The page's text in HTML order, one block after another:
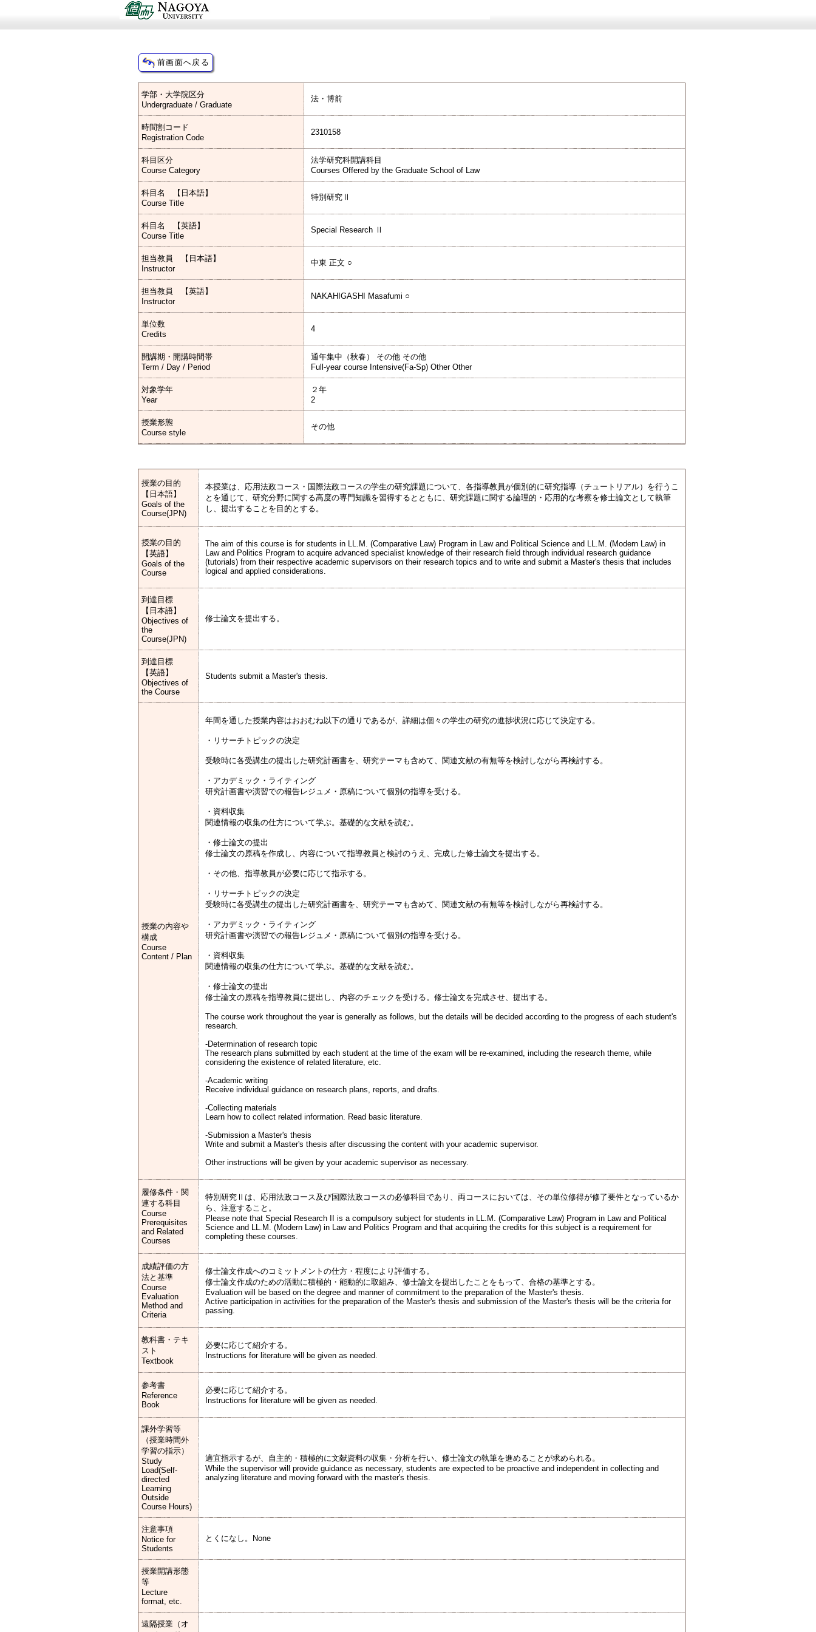
学部・大学院区分
Undergraduate / Graduate
法・博前
時間割コード
Registration Code
2310158
科目区分
Course Category
法学研究科開講科目
Courses Offered by the Graduate School of Law
科目名 【日本語】
Course Title
特別研究Ⅱ
科目名 【英語】
Course Title
Special Research Ⅱ
担当教員 【日本語】
Instructor
中東 正文 ○
担当教員 【英語】
Instructor
NAKAHIGASHI Masafumi ○
単位数
Credits
4
開講期・開講時間帯
Term / Day / Period
通年集中（秋春） その他 その他
Full-year course Intensive(Fa-Sp) Other Other
対象学年
Year
２年
2
授業形態
Course style
その他
授業の目的
【日本語】
Goals of the
Course(JPN)
本授業は、応用法政コース・国際法政コースの学生の研究課題について、各指導教員が個別的に研究指導（チュートリアル）を行うこ
とを通じて、研究分野に関する高度の専門知識を習得するとともに、研究課題に関する論理的・応用的な考察を修士論文として執筆
し、提出することを目的とする。
授業の目的
【英語】
Goals of the
Course
The aim of this course is for students in LL.M. (Comparative Law) Program in Law and Political Science and LL.M. (Modern Law) in
Law and Politics Program to acquire advanced specialist knowledge of their research field through individual research guidance
(tutorials) from their respective academic supervisors on their research topics and to write and submit a Master's thesis that includes
logical and applied considerations.
到達目標
【日本語】
Objectives of
the
Course(JPN)
修士論文を提出する。
到達目標
【英語】
Objectives of
the Course
Students submit a Master's thesis.
授業の内容や
構成
Course
Content / Plan
年間を通した授業内容はおおむね以下の通りであるが、詳細は個々の学生の研究の進捗状況に応じて決定する。
・リサーチトピックの決定
受験時に各受講生の提出した研究計画書を、研究テーマも含めて、関連文献の有無等を検討しながら再検討する。
・アカデミック・ライティング
研究計画書や演習での報告レジュメ・原稿について個別の指導を受ける。
・資料収集
関連情報の収集の仕方について学ぶ。基礎的な文献を読む。
・修士論文の提出
修士論文の原稿を作成し、内容について指導教員と検討のうえ、完成した修士論文を提出する。
・その他、指導教員が必要に応じて指示する。
・リサーチトピックの決定
受験時に各受講生の提出した研究計画書を、研究テーマも含めて、関連文献の有無等を検討しながら再検討する。
・アカデミック・ライティング
研究計画書や演習での報告レジュメ・原稿について個別の指導を受ける。
・資料収集
関連情報の収集の仕方について学ぶ。基礎的な文献を読む。
・修士論文の提出
修士論文の原稿を指導教員に提出し、内容のチェックを受ける。修士論文を完成させ、提出する。
The course work throughout the year is generally as follows, but the details will be decided according to the progress of each student's
research.
-Determination of research topic
The research plans submitted by each student at the time of the exam will be re-examined, including the research theme, while
considering the existence of related literature, etc.
-Academic writing
Receive individual guidance on research plans, reports, and drafts.
-Collecting materials
Learn how to collect related information. Read basic literature.
-Submission a Master's thesis
Write and submit a Master's thesis after discussing the content with your academic supervisor.
Other instructions will be given by your academic supervisor as necessary.
履修条件・関
連する科目
Course
Prerequisites
and Related
Courses
特別研究Ⅱは、応用法政コース及び国際法政コースの必修科目であり、両コースにおいては、その単位修得が修了要件となっているか
ら、注意すること。
Please note that Special Research II is a compulsory subject for students in LL.M. (Comparative Law) Program in Law and Political
Science and LL.M. (Modern Law) in Law and Politics Program and that acquiring the credits for this subject is a requirement for
completing these courses.
成績評価の方
法と基準
Course
Evaluation
Method and
Criteria
修士論文作成へのコミットメントの仕方・程度により評価する。
修士論文作成のための活動に積極的・能動的に取組み、修士論文を提出したことをもって、合格の基準とする。
Evaluation will be based on the degree and manner of commitment to the preparation of the Master's thesis.
Active participation in activities for the preparation of the Master's thesis and submission of the Master's thesis will be the criteria for
passing.
教科書・テキ
スト
Textbook
必要に応じて紹介する。
Instructions for literature will be given as needed.
参考書
Reference
Book
必要に応じて紹介する。
Instructions for literature will be given as needed.
課外学習等
（授業時間外
学習の指示）
Study
Load(Self-
directed
Learning
Outside
Course Hours)
適宜指示するが、自主的・積極的に文献資料の収集・分析を行い、修士論文の執筆を進めることが求められる。
While the supervisor will provide guidance as necessary, students are expected to be proactive and independent in collecting and
analyzing literature and moving forward with the master's thesis.
注意事項
Notice for
Students
とくになし。None
授業開講形態
等
Lecture
format, etc.
遠隔授業（オ